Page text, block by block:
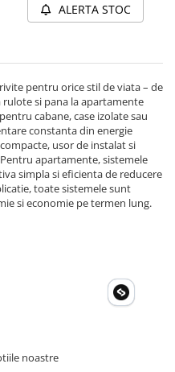
ALERTA STOC
pentru orice stil de viata – de
si pana la apartamente
cabane, case izolate sau
constanta din energie
usor de instalat si
apartamente, sistemele
simpla si eficienta de reducere
toate sistemele sunt
si economie pe termen lung.
noastre